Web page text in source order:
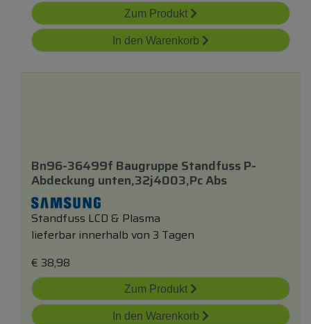
Zum Produkt
In den Warenkorb
Bn96-36499f Baugruppe Standfuss P-
Abdeckung unten,32j4003,pc Abs
Standfuss LCD & Plasma
lieferbar innerhalb von 3 Tagen
€ 38,98
Zum Produkt
In den Warenkorb